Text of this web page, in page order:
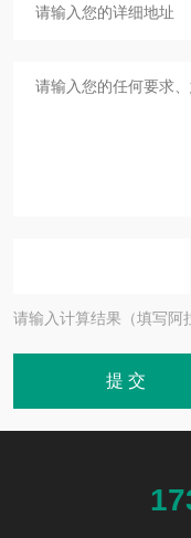
请输入计算结果（填写阿